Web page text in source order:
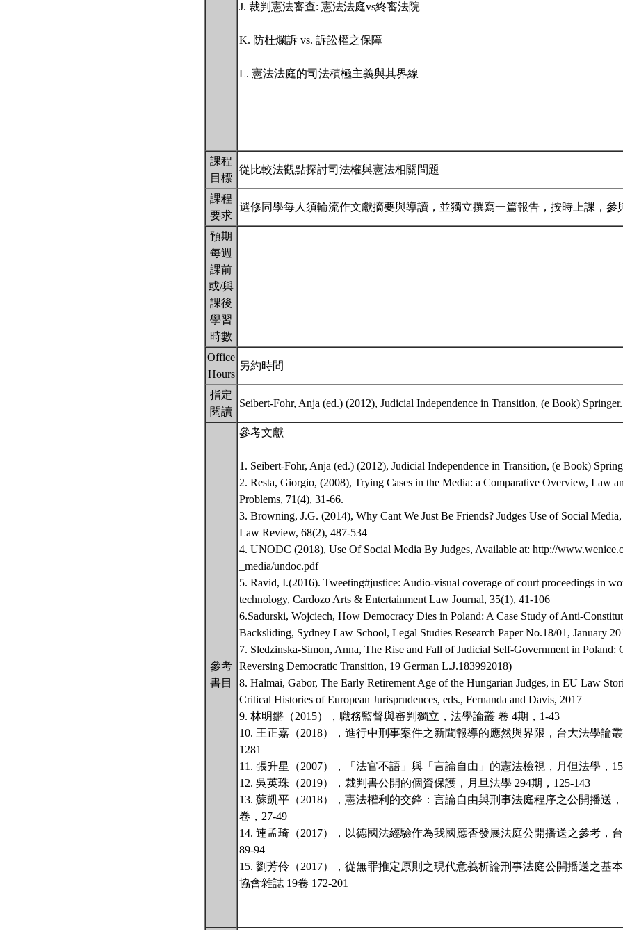
J. 裁判憲法審查: 憲法法庭vs終審法院
K. 防杜爛訴 vs. 訴訟權之保障
L. 憲法法庭的司法積極主義與其界線
課程
目標
從比較法觀點探討司法權與憲法相關問題
課程
要求
選修同學每人須輪流作文獻摘要與導讀，並獨立撰寫一篇報告，按時上課，參
預期
每週
課前
或/與
課後
學習
時數
Office
Hours
另約時間
指定
閱讀
Seibert-Fohr, Anja (ed.) (2012), Judicial Independence in Transition, (e Book)
參考
書目
參考文獻
1. Seibert-Fohr, Anja (ed.) (2012), Judicial Independence in Transition, (e Book)
2. Resta, Giorgio, (2008), Trying Cases in the Media: a Comparative Overview, Law
Problems, 71(4), 31-66.
3. Browning, J.G. (2014), Why Cant We Just Be Friends? Judges Use of Social
Law Review, 68(2), 487-534
4. UNODC (2018), Use Of Social Media By Judges, Available at: http://
_media/undoc.pdf
5. Ravid, I.(2016). Tweeting#justice: Audio-visual coverage of court proceedings in
technology, Cardozo Arts & Entertainment Law Journal, 35(1), 41-106
6.Sadurski, Wojciech, How Democracy Dies in Poland: A Case Study of Anti-
Backsliding, Sydney Law School, Legal Studies Research Paper No.18/01, January
7. Sledzinska-Simon, Anna, The Rise and Fall of Judicial Self-Government in Poland:
Reversing Democratic Transition, 19 German L.J.183992018)
8. Halmai, Gabor, The Early Retirement Age of the Hungarian Judges, in EU Law
Critical Histories of European Jurisprudences, eds., Fernanda and Davis, 2017
9. 林明鏘（2015），職務監督與審判獨立，法學論叢 卷 4期，1-43
10. 王正嘉（2018），進行中刑事案件之新聞報導的應然與界限，台大法學論
1281
11. 張升星（2007），「法官不語」與「言論自由」的憲法檢視，月但法學，
12. 吳英珠（2019），裁判書公開的個資保護，月旦法學 294期，125-143
13. 蘇凱平（2018），憲法權利的交鋒：言論自由與刑事法庭程序之公開播送
卷，27-49
14. 連孟琦（2017），以德國法經驗作為我國應否發展法庭公開播送之參考，
89-94
15. 劉芳伶（2017），從無罪推定原則之現代意義析論刑事法庭公開播送之基
協會雜誌 19卷 172-201